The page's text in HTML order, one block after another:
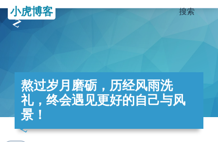
小虎博客 搜索
熬过岁月磨砺，历经风雨洗
礼，终会遇见更好的自己与风
景！